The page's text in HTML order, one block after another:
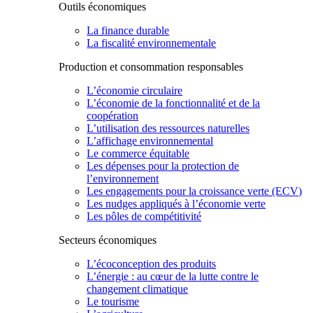
Outils économiques
La finance durable
La fiscalité environnementale
Production et consommation responsables
L’économie circulaire
L’économie de la fonctionnalité et de la
coopération
L’utilisation des ressources naturelles
L’affichage environnemental
Le commerce équitable
Les dépenses pour la protection de
l’environnement
Les engagements pour la croissance verte (ECV)
Les nudges appliqués à l’économie verte
Les pôles de compétitivité
Secteurs économiques
L’écoconception des produits
L’énergie : au cœur de la lutte contre le
changement climatique
Le tourisme